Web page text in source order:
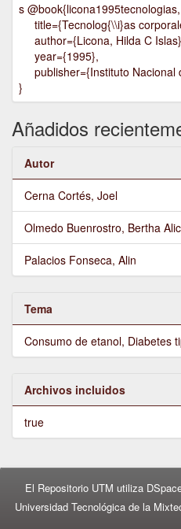
s @book{licona1995tecnologias,
title={Tecnolog{\\i}as
author={Licona, Hilda C
year={1995},
publisher={Instituto Nacional
}
Añadidos
Autor
Cerna Cortés, Joel
Olmedo Buenrostro, Bertha
Palacios Fonseca, Alin
Tema
Consumo de etanol, Diabetes
Archivos incluidos
true
El Repositorio UTM utiliza
Universidad Tecnológica de la